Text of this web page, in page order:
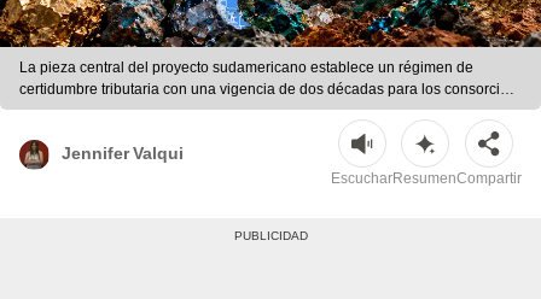
La pieza central del proyecto sudamericano establece un régimen de
certidumbre tributaria con una vigencia de dos décadas para los consorcios
internacionales. | Composición LR/AFP/ChatGPT/Freepik
Jennifer Valqui
EscucharResumenCompartir